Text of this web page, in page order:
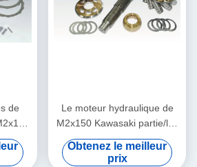
de
Le moteur hydraulique de
M2x150 Kawasaki partie/les
pièces hydrauliques
excavatrice de Hyundai
Obtenez le meilleur
prix